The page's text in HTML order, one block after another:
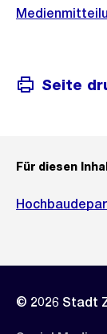
Seite
Für diesen
© 2026 Stadt